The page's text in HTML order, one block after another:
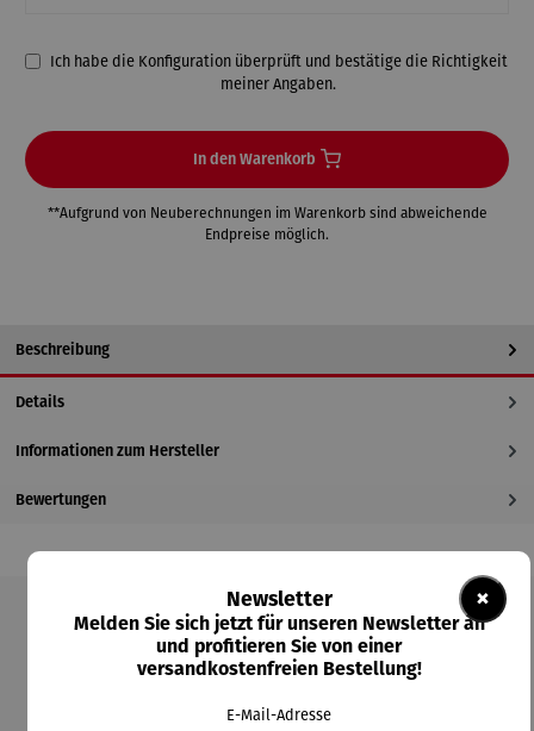
Ich habe die Konfiguration überprüft und bestätige die Richtigkeit
meiner Angaben.
In den Warenkorb
**Aufgrund von Neuberechnungen im Warenkorb sind abweichende
Endpreise möglich.
Beschreibung
Details
Informationen zum Hersteller
Bewertungen
Produktgalerie überspringen
×
Newsletter
Melden Sie sich jetzt für unseren Newsletter an
und profitieren Sie von einer
versandkostenfreien Bestellung!
E-Mail-Adresse